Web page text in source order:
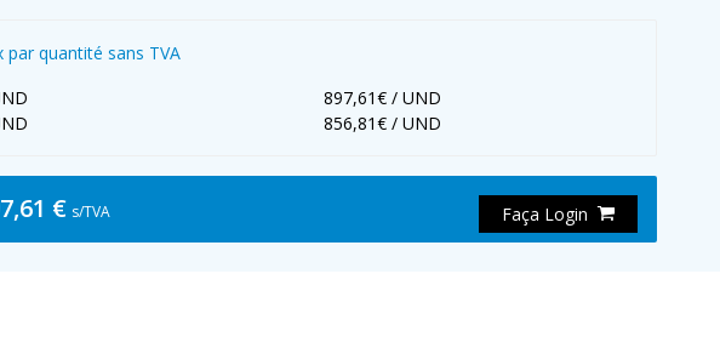
par quantité sans TVA
897,61€ / UND
856,81€ / UND
€ s/TVA Faça Login